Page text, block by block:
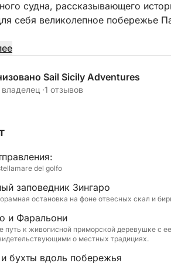
судна, рассказывающего
себя великолепное побережье
вдоль северного побережья
деревне; и Монделло, известном
чистой воде, позагорать и
подан обед из типичных
напитков, чтобы завершить
развлечение для пар, семей и
познакомиться с приморским
Sail Sicily Adventures
·1 отзывов
del golfo
заповедник Зингаро
остановка на фоне отвесных скал и
и Фаральони
путь к живописной приморской деревушке с
о местных традициях.
бухты вдоль побережья